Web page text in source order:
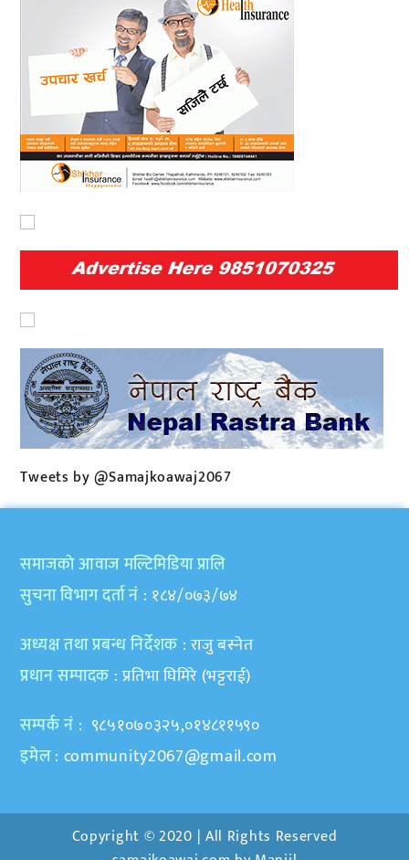
Tweets by @Samajkoawaj2067
समाजकाे आवाज मल्टिमिडिया प्रालि
सुचना विभाग दर्ता नं : १८४/०७३/७४
अध्यक्ष तथा प्रबन्ध निर्देशक : राजु बस्नेत
प्रधान सम्पादक : प्रतिभा घिमिरे (भट्टराई)
सम्पर्क नं : ९८५१०७०३२५,०१४८११५९०
इमेल: community2067@gmail.com
Copyright © 2020 | All Rights Reserved